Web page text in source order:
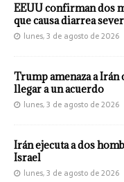
EEUU confirman dos
que causa diarrea
lunes, 3 de agosto de 2026
Trump amenaza a
llegar a un acuerdo
lunes, 3 de agosto de 2026
Irán ejecuta a dos
Israel
lunes, 3 de agosto de 2026